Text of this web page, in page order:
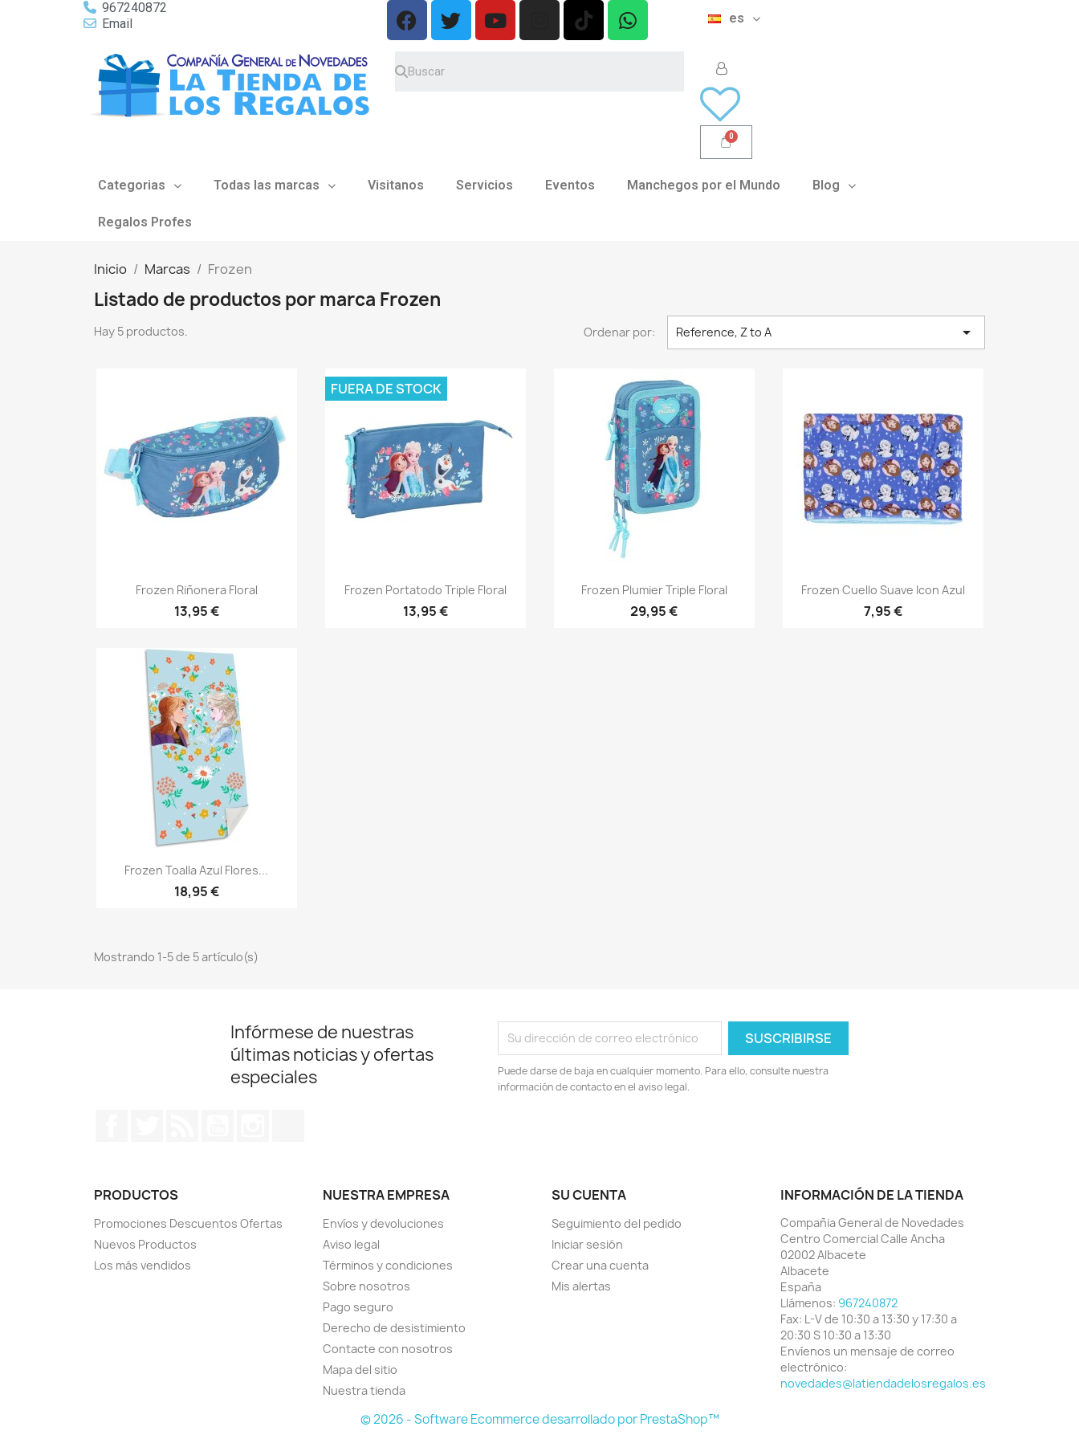
967240872
Email
es
Categorias Todas las marcas Visitanos Servicios Eventos Manchegos por el Mundo Blog
Regalos Profes
Inicio Marcas Frozen
Listado de productos por marca Frozen
Hay 5 productos. Ordenar por: Reference, Z to A 
Vista rápida
Frozen Riñonera Floral
13,95 €
Vista rápida
Frozen Portatodo Triple Floral
13,95 €
FUERA DE STOCK
Vista rápida
Frozen Plumier Triple Floral
29,95 €
Vista rápida
Frozen Cuello Suave Icon Azul
7,95 €
Vista rápida
Frozen Toalla Azul Flores...
18,95 €
Mostrando 1-5 de 5 artículo(s)
Infórmese de nuestras
últimas noticias y ofertas
especiales
Puede darse de baja en cualquier momento. Para ello, consulte nuestra
información de contacto en el aviso legal.
PRODUCTOS
Promociones Descuentos Ofertas
Nuevos Productos
Los más vendidos
NUESTRA EMPRESA
Envíos y devoluciones
Aviso legal
Términos y condiciones
Sobre nosotros
Pago seguro
Derecho de desistimiento
Contacte con nosotros
Mapa del sitio
Nuestra tienda
SU CUENTA
Seguimiento del pedido
Iniciar sesión
Crear una cuenta
Mis alertas
INFORMACIÓN DE LA TIENDA
Compañia General de Novedades
Centro Comercial Calle Ancha
02002 Albacete
Albacete
España
Llámenos: 967240872
Fax: L-V de 10:30 a 13:30 y 17:30 a
20:30 S 10:30 a 13:30
Envíenos un mensaje de correo
electrónico:
novedades@latiendadelosregalos.es
© 2026 - Software Ecommerce desarrollado por PrestaShop™